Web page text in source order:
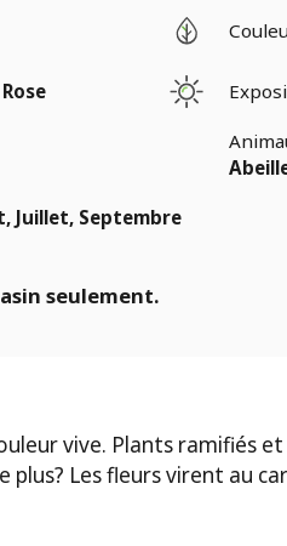
Rose
Juillet, Septembre
seulement.
vive. Plants ramifiés
plus? Les fleurs virent au